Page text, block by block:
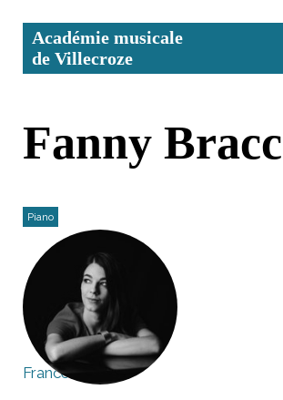
contenu.
Aller
à
personnels
Académie musicale
de Villecroze
Fanny
Piano
France